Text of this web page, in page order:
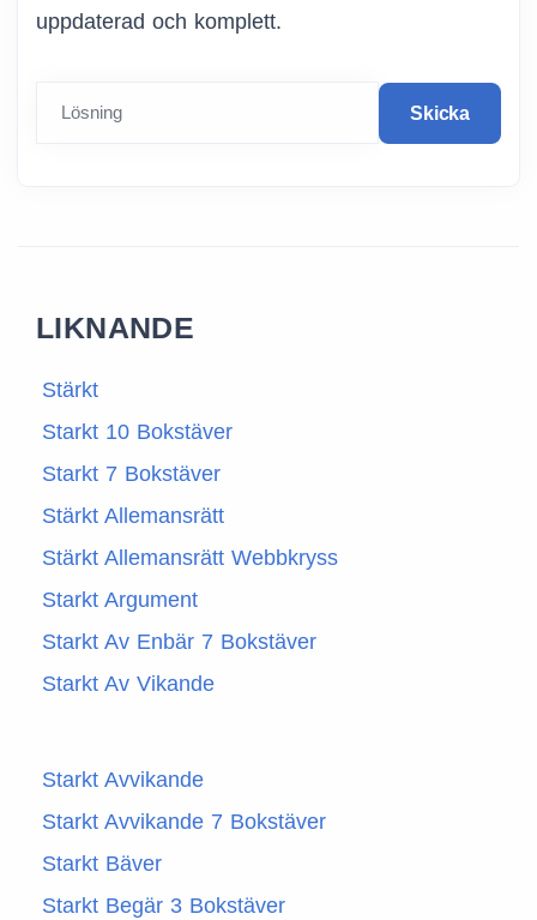
uppdaterad och komplett.
Lösning Skicka
LIKNANDE
Stärkt
Starkt 10 Bokstäver
Starkt 7 Bokstäver
Stärkt Allemansrätt
Stärkt Allemansrätt Webbkryss
Starkt Argument
Starkt Av Enbär 7 Bokstäver
Starkt Av Vikande
Starkt Avvikande
Starkt Avvikande 7 Bokstäver
Starkt Bäver
Starkt Begär 3 Bokstäver